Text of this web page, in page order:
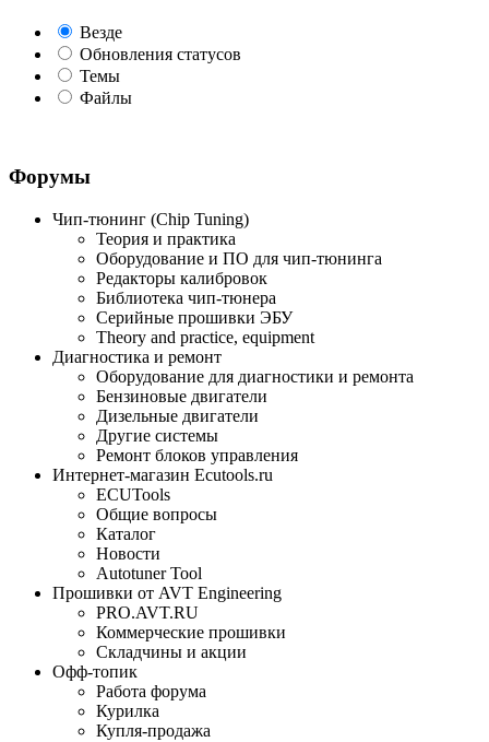
Везде
Обновления статусов
Темы
Файлы
Форумы
Чип-тюнинг (Chip Tuning)
Теория и практика
Оборудование и ПО для чип-тюнинга
Редакторы калибровок
Библиотека чип-тюнера
Серийные прошивки ЭБУ
Theory and practice, equipment
Диагностика и ремонт
Оборудование для диагностики и ремонта
Бензиновые двигатели
Дизельные двигатели
Другие системы
Ремонт блоков управления
Интернет-магазин Ecutools.ru
ECUTools
Общие вопросы
Каталог
Новости
Autotuner Tool
Прошивки от AVT Engineering
PRO.AVT.RU
Коммерческие прошивки
Складчины и акции
Офф-топик
Работа форума
Курилка
Купля-продажа